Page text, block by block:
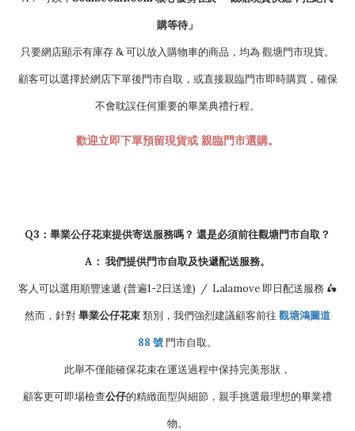
購等待」
只要網店顯示有庫存 & 可以放入購物車的商品，均為 觀塘門市現貨。
顧客可以選擇於網店下單後門市自取，或直接親臨門市即時購買，確保
不會耽誤任何重要的畢業典禮行程。
歡迎立即下單預留現貨或 親臨門市選購。
Q3：畢業公仔花束提供寄送服務嗎？ 還是必須前往觀塘門市自取？
A： 我們提供門市自取及快遞配送服務。
客人可以選用順豐速遞 (普遍1-2日送達) / Lalamove 即日配送服務 🛵
然而，針對畢業公仔花束類別，我們強烈建議顧客前往 觀塘鴻圖道
88 號 門市自取。
此舉不僅能確保花束在運送過程中保持完美形狀，
顧客更可即場檢查公仔的精緻面型與細節，親手挑選最理想的畢業禮
物。